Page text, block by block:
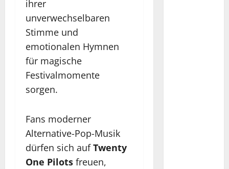
ihrer
unverwechselbaren
Stimme und
emotionalen Hymnen
für magische
Festivalmomente
sorgen.
Fans moderner
Alternative-Pop-Musik
dürfen sich aufTwenty
One Pilots freuen,